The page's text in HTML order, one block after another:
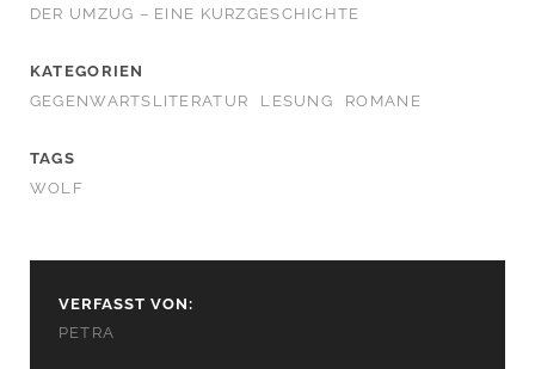
DER UMZUG – EINE KURZGESCHICHTE
KATEGORIEN
GEGENWARTSLITERATUR
LESUNG ROMANE
TAGS
WOLF
VERFASST VON:
PETRA